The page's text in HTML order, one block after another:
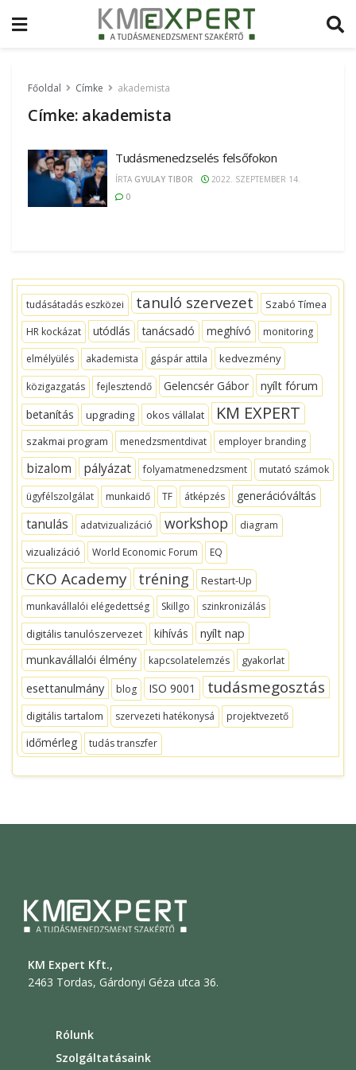
Főoldal Címke akademista
Címke: akademista
Tudásmenedzselés felsőfokon
ÍRTA GYULAY TIBOR
2022. SZEPTEMBER 14.
0
tudásátadás eszközei tanuló szervezet Szabó Tímea
HR kockázat utódlás tanácsadó meghívó
monitoring
elmélyülés
akademista gáspár attila kedvezmény
közigazgatás fejlesztendő Gelencsér Gábor nyílt fórum
betanítás upgrading okos vállalat KM EXPERT
szakmai program menedzsmentdivat employer branding
bizalom pályázat folyamatmenedzsment
mutató számok
ügyfélszolgálat
munkaidő TF átképzés generációváltás
tanulás adatvizualizáció workshop diagram
vizualizáció World Economic Forum EQ
CKO Academy tréning Restart-Up
munkavállalói elégedettség Skillgo szinkronizálás
digitális tanulószervezet kihívás nyílt nap
munkavállalói élmény kapcsolatelemzés gyakorlat
esettanulmány blog ISO 9001 tudásmegosztás
digitális tartalom szervezeti hatékonysá projektvezető
időmérleg tudás transzfer
KM Expert Kft.,
2463 Tordas, Gárdonyi Géza utca 36.
Rólunk
Szolgáltatásaink